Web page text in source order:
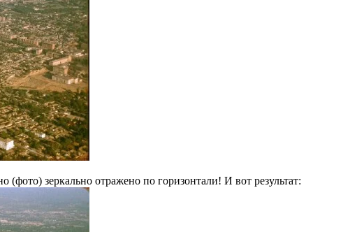
(фото) зеркально отражено по горизонтали! И вот результат: